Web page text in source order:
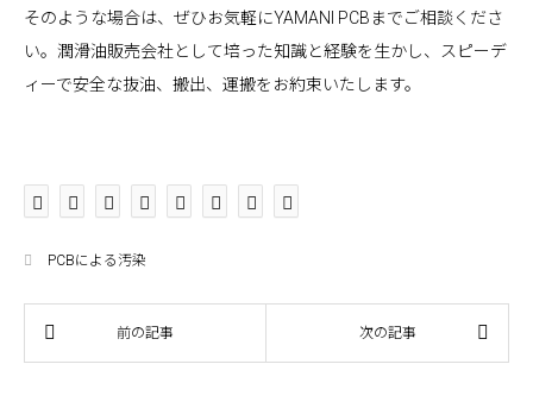
そのような場合は、ぜひお気軽にYAMANI PCBまでご相談くださ
い。潤滑油販売会社として培った知識と経験を生かし、スピーデ
ィーで安全な抜油、搬出、運搬をお約束いたします。
PCBによる汚染